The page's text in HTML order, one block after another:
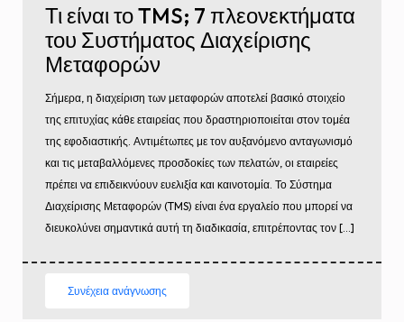
Τι είναι το TMS; 7 πλεονεκτήματα
του Συστήματος Διαχείρισης
Μεταφορών
Σήμερα, η διαχείριση των μεταφορών αποτελεί βασικό στοιχείο
της επιτυχίας κάθε εταιρείας που δραστηριοποιείται στον τομέα
της εφοδιαστικής. Αντιμέτωπες με τον αυξανόμενο ανταγωνισμό
και τις μεταβαλλόμενες προσδοκίες των πελατών, οι εταιρείες
πρέπει να επιδεικνύουν ευελιξία και καινοτομία. Το Σύστημα
Διαχείρισης Μεταφορών (TMS) είναι ένα εργαλείο που μπορεί να
διευκολύνει σημαντικά αυτή τη διαδικασία, επιτρέποντας τον […]
Συνέχεια ανάγνωσης